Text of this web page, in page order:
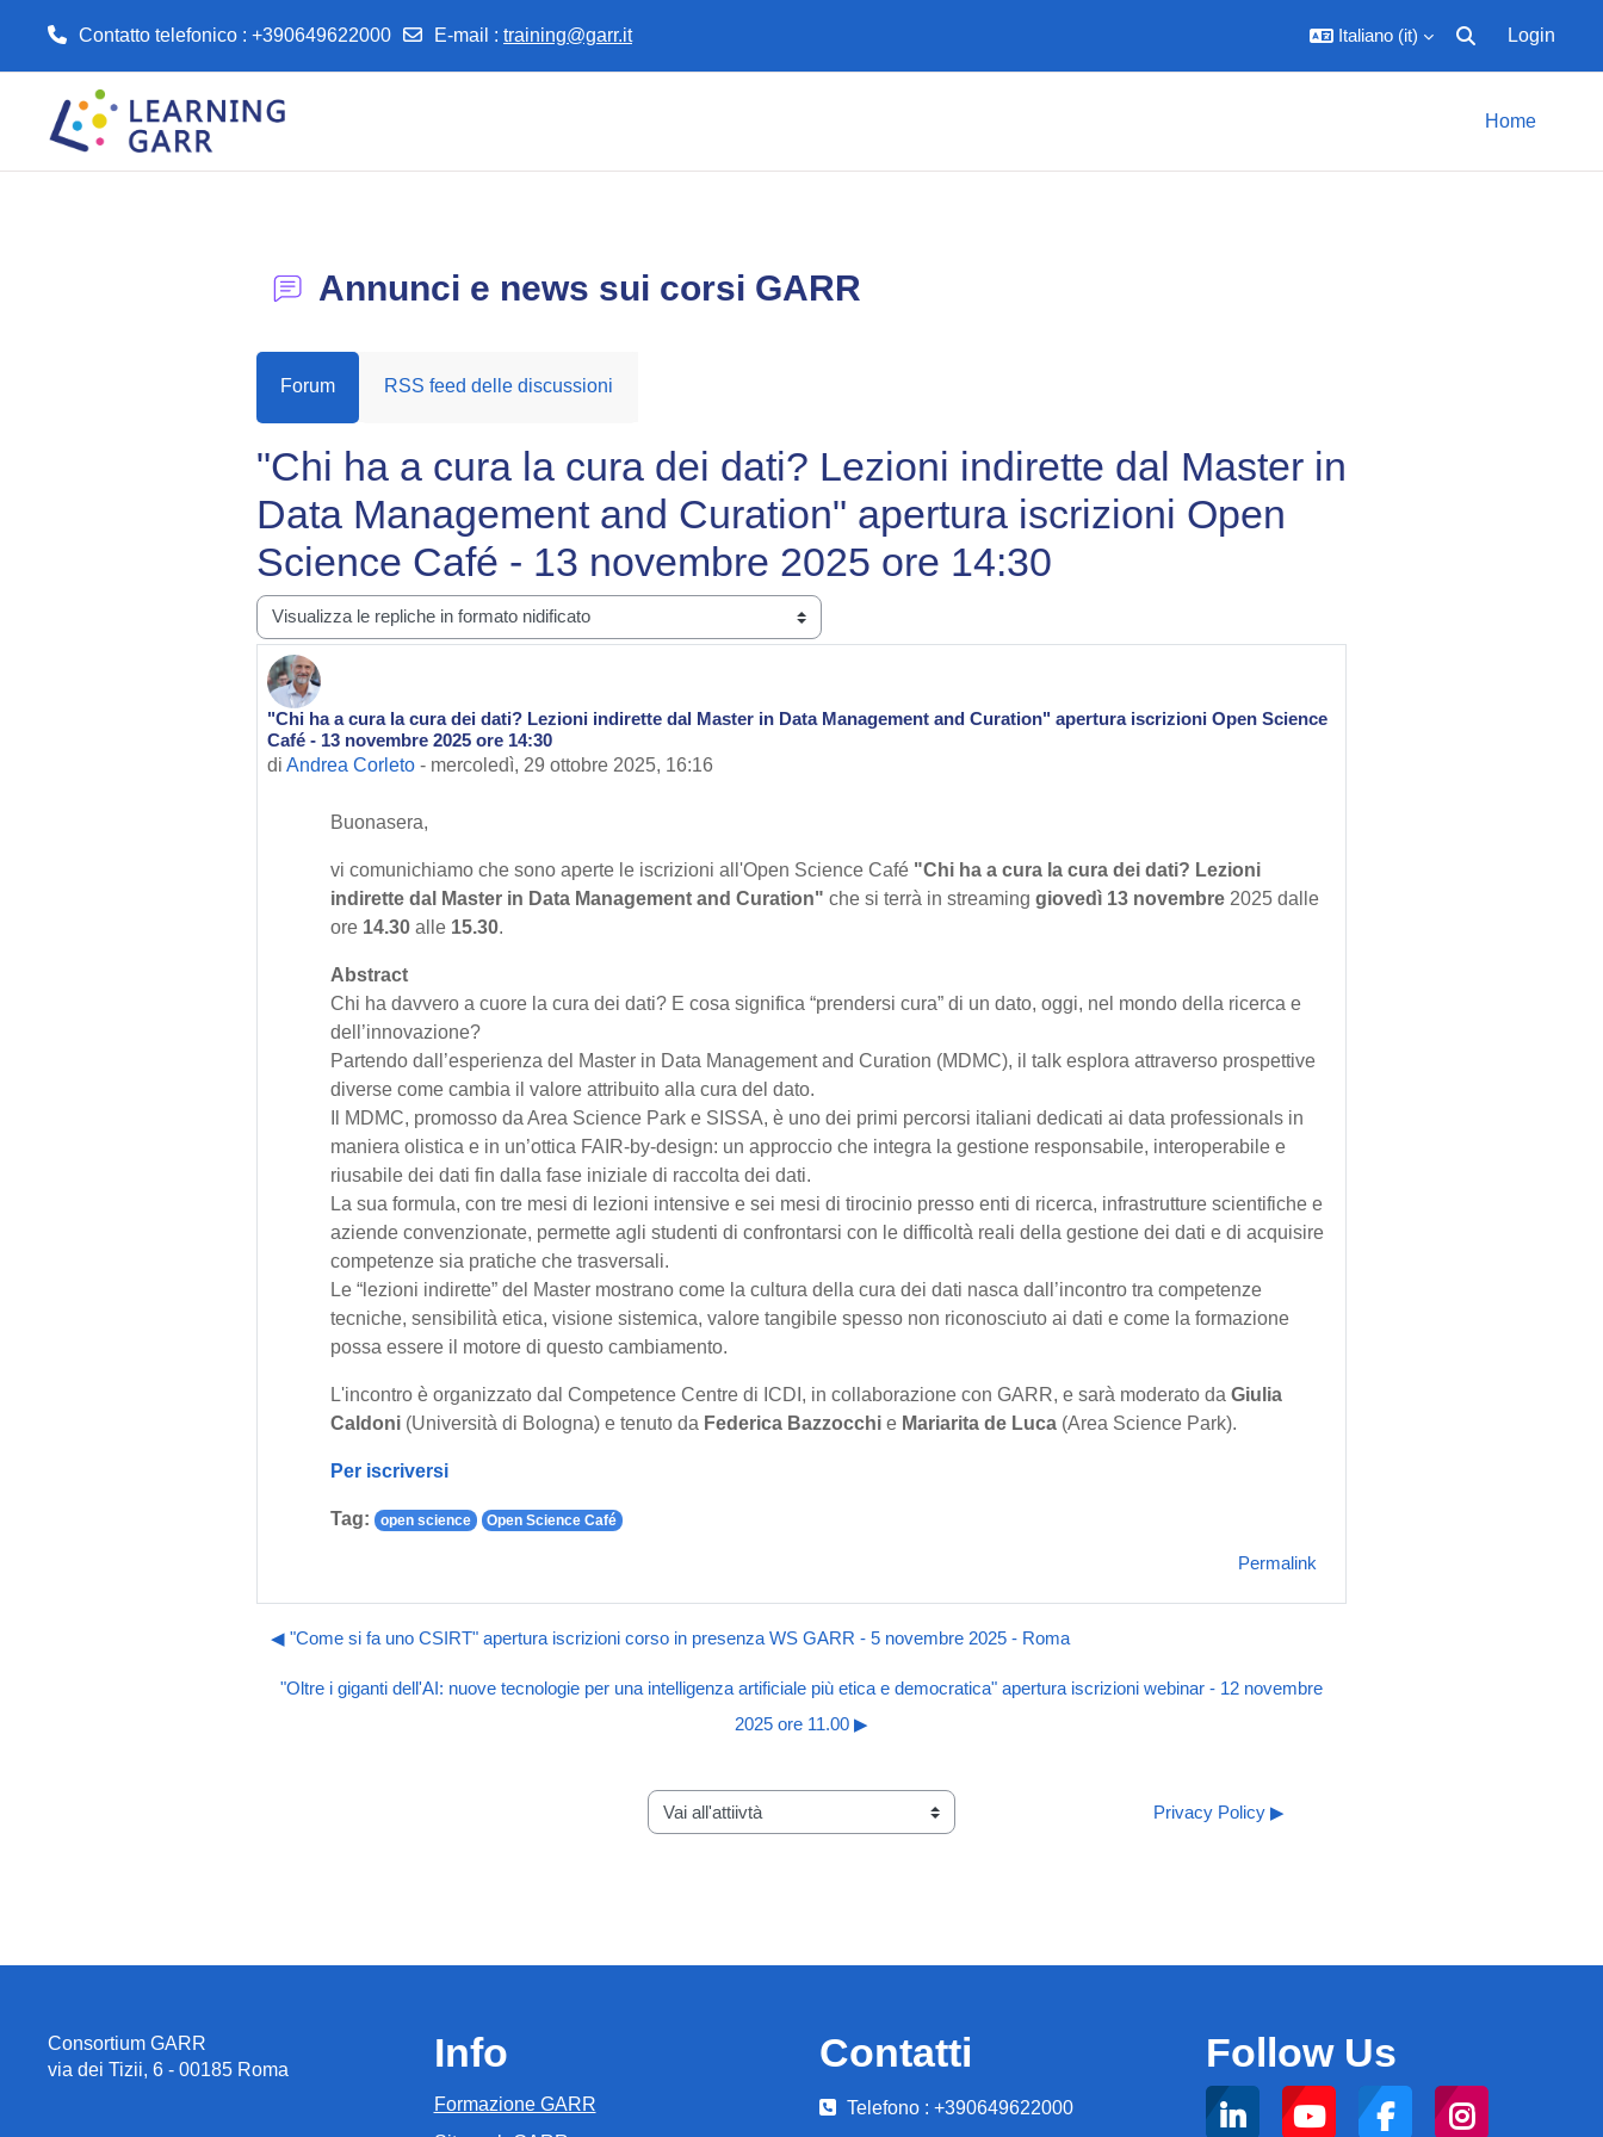
Contatto telefonico : +390649622000 E-mail : training@garr.it Italiano ‎(it)‎
Attiva/disattiva
Login
Home
Annunci e news sui corsi GARR
Forum RSS feed delle discussioni
"Chi ha a cura la cura dei dati? Lezioni indirette dal Master in
Data Management and Curation" apertura iscrizioni Open
Science Café - 13 novembre 2025 ore 14:30
Modalità visualizzazione
"Chi ha a cura la cura dei dati? Lezioni indirette dal Master in Data Management and Curation" apertura iscrizioni Open Science
Café - 13 novembre 2025 ore 14:30
di Andrea Corleto - mercoledì, 29 ottobre 2025, 16:16
Numero di risposte: 0
Buonasera,
vi comunichiamo che sono aperte le iscrizioni all'Open Science Café "Chi ha a cura la cura dei dati? Lezioni
indirette dal Master in Data Management and Curation" che si terrà in streaming giovedì 13 novembre 2025 dalle
ore 14.30 alle 15.30.
Abstract
Chi ha davvero a cuore la cura dei dati? E cosa significa “prendersi cura” di un dato, oggi, nel mondo della ricerca e
dell’innovazione?
Partendo dall’esperienza del Master in Data Management and Curation (MDMC), il talk esplora attraverso prospettive
diverse come cambia il valore attribuito alla cura del dato.
Il MDMC, promosso da Area Science Park e SISSA, è uno dei primi percorsi italiani dedicati ai data professionals in
maniera olistica e in un’ottica FAIR-by-design: un approccio che integra la gestione responsabile, interoperabile e
riusabile dei dati fin dalla fase iniziale di raccolta dei dati.
La sua formula, con tre mesi di lezioni intensive e sei mesi di tirocinio presso enti di ricerca, infrastrutture scientifiche e
aziende convenzionate, permette agli studenti di confrontarsi con le difficoltà reali della gestione dei dati e di acquisire
competenze sia pratiche che trasversali.
Le “lezioni indirette” del Master mostrano come la cultura della cura dei dati nasca dall’incontro tra competenze
tecniche, sensibilità etica, visione sistemica, valore tangibile spesso non riconosciuto ai dati e come la formazione
possa essere il motore di questo cambiamento.
L'incontro è organizzato dal Competence Centre di ICDI, in collaborazione con GARR, e sarà moderato da Giulia
Caldoni (Università di Bologna) e tenuto da Federica Bazzocchi e Mariarita de Luca (Area Science Park).
Per iscriversi
Tag: open science Open Science Café
Permalink
◀︎ "Come si fa uno CSIRT" apertura iscrizioni corso in presenza WS GARR - 5 novembre 2025 - Roma
"Oltre i giganti dell'AI: nuove tecnologie per una intelligenza artificiale più etica e democratica" apertura iscrizioni webinar - 12 novembre
2025 ore 11.00 ▶︎
Vai all'attiivtà
Privacy Policy ▶︎
Consortium GARR
via dei Tizii, 6 - 00185 Roma
Info
Formazione GARR
Contatti
Telefono : +390649622000
Follow Us